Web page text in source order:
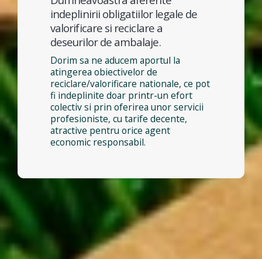
indeplinirii obligatiilor legale de
valorificare si reciclare a
deseurilor de ambalaje.
Dorim sa ne aducem aportul la
atingerea obiectivelor de
reciclare/valorificare nationale, ce pot
fi indeplinite doar printr-un efort
colectiv si prin oferirea unor servicii
profesioniste, cu tarife decente,
atractive pentru orice agent
economic responsabil.